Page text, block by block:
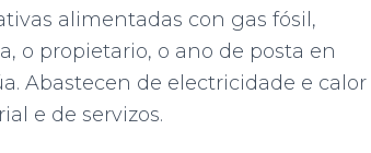
alimentadas con gas fósil,
o propietario, o ano de posta en
Abastecen de electricidade e calor
e de servizos.